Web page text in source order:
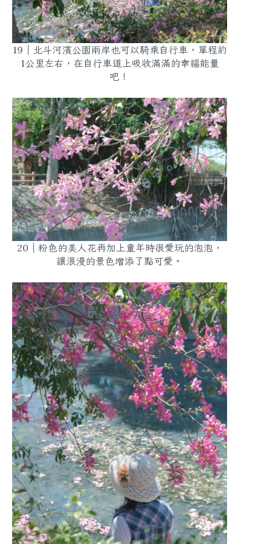
19｜北斗河濱公園兩岸也可以騎乘自行車，單程約
1公里左右，在自行車道上吸收滿滿的幸福能量
吧！
20｜粉色的美人花再加上童年時很愛玩的泡泡，
讓浪漫的景色增添了點可愛。